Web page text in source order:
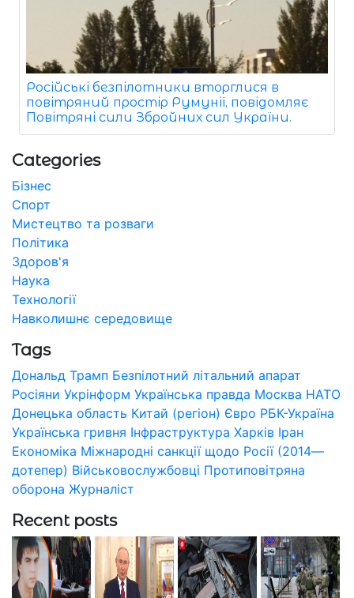
Російські безпілотники вторглися в
повітряний простір Румунії, повідомляє
Повітряні сили Збройних сил України.
Categories
Бізнес
Спорт
Мистецтво та розваги
Політика
Здоров'я
Наука
Технології
Навколишнє середовище
Tags
Дональд Трамп Безпілотний літальний апарат
Росіяни Укрінформ Українська правда Москва НАТО
Донецька область Китай (регіон) Євро РБК-Україна
Українська гривня Інфраструктура Харків Іран
Економіка Міжнародні санкції щодо Росії (2014—
дотепер) Військовослужбовці Протиповітряна
оборона Журналіст
Recent posts